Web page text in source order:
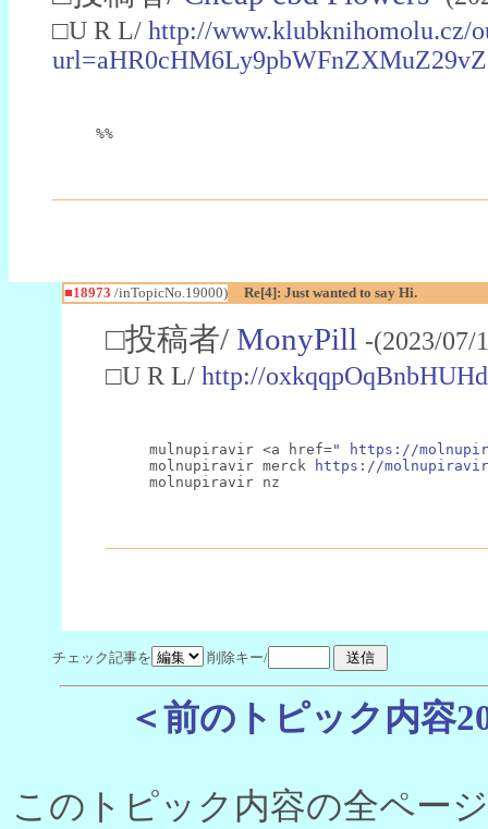
□U R L/ http://www.klubknihomolu.cz/
%%
■18973 /inTopicNo.19000) Re[4]: Just wanted to say Hi.
□投稿者/ MonyPill -(2023/
□U R L/ http://
mulnupiravir <a href="
https://
molnupiravir merck
https://
molnupiravir nz
チェック記事を 削除キー/
＜前のトピック内容
このトピック内容の全ペー